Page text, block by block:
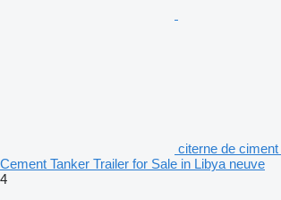
citerne de
Cement Tanker Trailer for Sale in Libya neuve
4